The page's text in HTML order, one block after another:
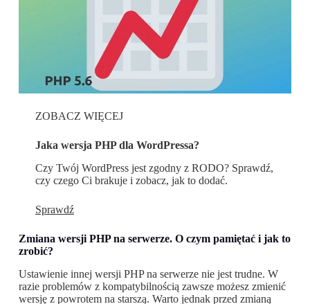
ZOBACZ WIĘCEJ
Jaka wersja PHP dla WordPressa?
Czy Twój WordPress jest zgodny z RODO? Sprawdź,
czy czego Ci brakuje i zobacz, jak to dodać.
Sprawdź
Zmiana wersji PHP na serwerze. O czym pamiętać i jak to
zrobić?
Ustawienie innej wersji PHP na serwerze nie jest trudne. W
razie problemów z kompatybilnością zawsze możesz zmienić
wersję z powrotem na starszą. Warto jednak przed zmianą